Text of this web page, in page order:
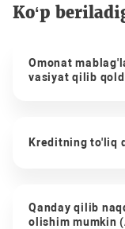
Ko‘p
Omonat
vasiyat qilib
Kreditning to'liq
Qanday qilib
olishim mumkin